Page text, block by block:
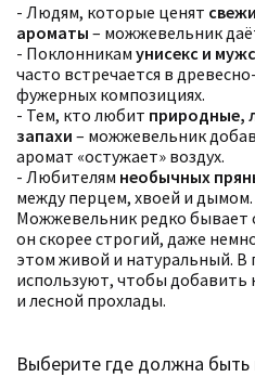
- Людям, которые ценят
ароматы – можжевельник
- Поклонникам унисекс и
часто встречается в
фужерных композициях.
- Тем, кто любит природные,
запахи – можжевельник
аромат «остужает» воздух.
- Любителям необычных
между перцем, хвоей и дымом.
Можжевельник редко бывает
он скорее строгий, даже
этом живой и натуральный. В
используют, чтобы добавить
и лесной прохлады.
Выберите где должна быть